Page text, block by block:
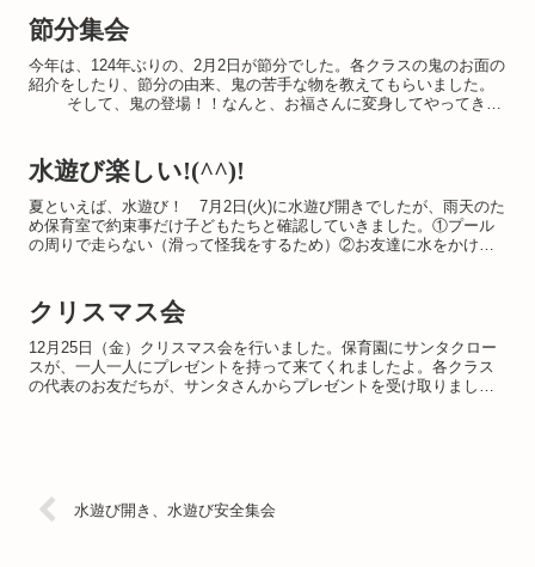
節分集会
今年は、124年ぶりの、2月2日が節分でした。各クラスの鬼のお面の
紹介をしたり、節分の由来、鬼の苦手な物を教えてもらいました。
そして、鬼の登場！！なんと、お福さんに変身してやってきま
水遊び楽しい!(^^)!
夏といえば、水遊び！ 7月2日(火)に水遊び開きでしたが、雨天のた
め保育室で約束事だけ子どもたちと確認していきました。①プール
の周りで走らない（滑って怪我をするため）②お友達に水をかけな
クリスマス会
12月25日（金）クリスマス会を行いました。保育園にサンタクロー
スが、一人一人にプレゼントを持って来てくれましたよ。各クラス
の代表のお友だちが、サンタさんからプレゼントを受け取りまし
水遊び開き、水遊び安全集会